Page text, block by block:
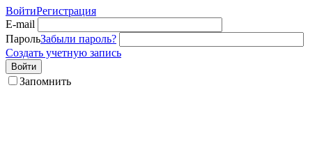
ВойтиРегистрация
E-mail
ПарольЗабыли пароль?
Создать учетную запись
Войти
Запомнить